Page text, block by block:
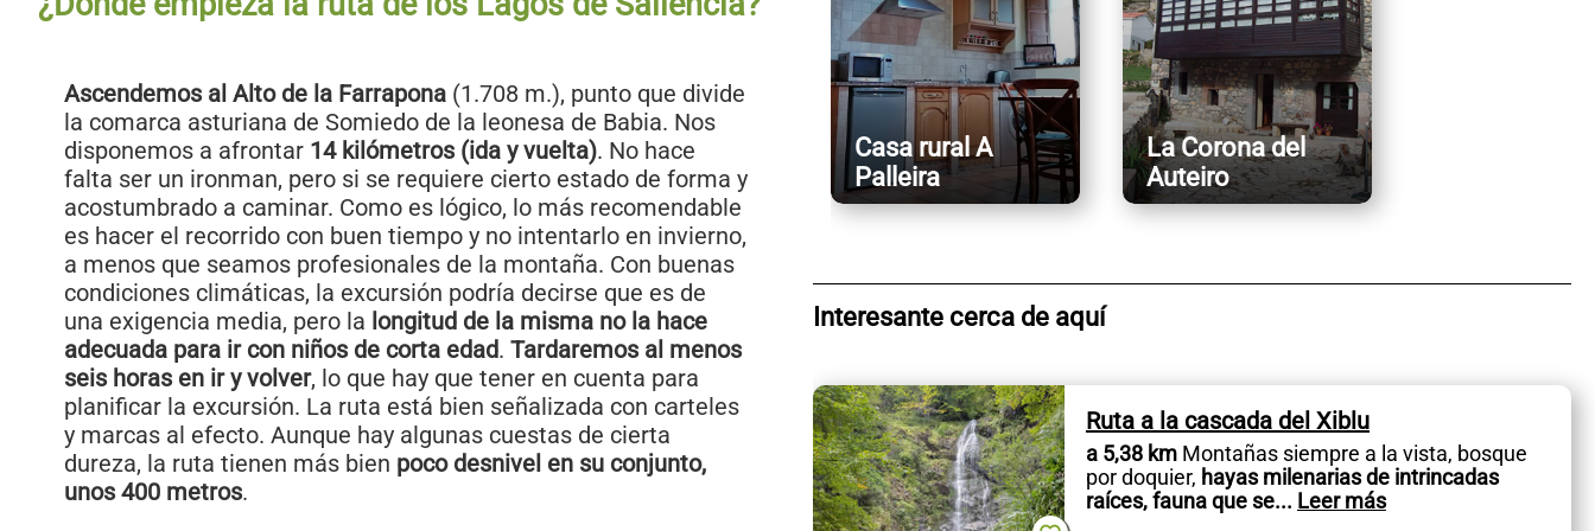
Ascendemos al Alto de la Farrapona (1.708 m.), punto que divide
la comarca asturiana de Somiedo de la leonesa de Babia. Nos
disponemos a afrontar 14 kilómetros (ida y vuelta). No hace
falta ser un ironman, pero si se requiere cierto estado de forma y
acostumbrado a caminar. Como es lógico, lo más recomendable
es hacer el recorrido con buen tiempo y no intentarlo en invierno,
a menos que seamos profesionales de la montaña. Con buenas
condiciones climáticas, la excursión podría decirse que es de
una exigencia media, pero la longitud de la misma no la hace
adecuada para ir con niños de corta edad. Tardaremos al menos
seis horas en ir y volver, lo que hay que tener en cuenta para
planificar la excursión. La ruta está bien señalizada con carteles
y marcas al efecto. Aunque hay algunas cuestas de cierta
dureza, la ruta tienen más bien poco desnivel en su conjunto,
unos 400 metros.
Casa rural A
Palleira
La Corona del
Auteiro
Interesante cerca de aquí
Ruta a la cascada del Xiblu
a 5,38 kmMontañas siempre a la vista, bosque
por doquier, hayas milenarias de intrincadas
raíces, fauna que se... Leer más